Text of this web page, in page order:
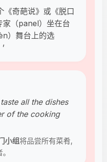
《奇葩说》或《脱口
家（panel）坐在台
）舞台上的选
all the dishes
of the cooking
小组将品尝所有菜肴,